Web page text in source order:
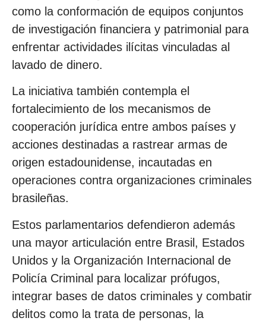
como la conformación de equipos conjuntos
de investigación financiera y patrimonial para
enfrentar actividades ilícitas vinculadas al
lavado de dinero.
La iniciativa también contempla el
fortalecimiento de los mecanismos de
cooperación jurídica entre ambos países y
acciones destinadas a rastrear armas de
origen estadounidense, incautadas en
operaciones contra organizaciones criminales
brasileñas.
Estos parlamentarios defendieron además
una mayor articulación entre Brasil, Estados
Unidos y la Organización Internacional de
Policía Criminal para localizar prófugos,
integrar bases de datos criminales y combatir
delitos como la trata de personas, la